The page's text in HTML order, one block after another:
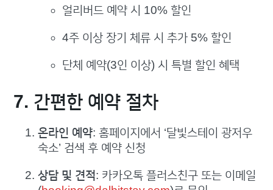
얼리버드 예약 시 10% 할인
4주 이상 장기 체류 시 추가 5% 할인
단체 예약(3인 이상) 시 특별 할인 혜택
7. 간편한 예약 절차
온라인 예약: 홈페이지에서 ‘달빛스테이 광저우
숙소’ 검색 후 예약 신청
상담 및 견적: 카카오톡 플러스친구 또는 이메일